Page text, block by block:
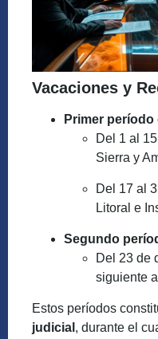
Vacaciones y
Primer
Del 1 al
Sierra y
Del 17 al
Litoral e
Segundo
Del 23 de
siguiente
Estos períodos
judicial , durante el